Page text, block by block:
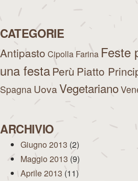
CATEGORIE
Antipasto Cipolla Farina Feste
una festa Perù Piatto
Spagna UovaVegetariano
ARCHIVIO
Giugno 2013 (2)
Maggio 2013 (9)
Aprile 2013 (11)